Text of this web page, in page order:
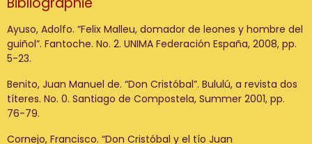
Ayuso, Adolfo. “Felix Malleu, domador de leones y hombre del
guiñol”. Fantoche. No. 2. UNIMA Federación España, 2008, pp.
5-23.
Benito, Juan Manuel de. “Don Cristóbal”. Bululú, a revista dos
títeres. No. 0. Santiago de Compostela, Summer 2001, pp.
76-79.
Cornejo, Francisco. “Don Cristóbal y el tío Juan